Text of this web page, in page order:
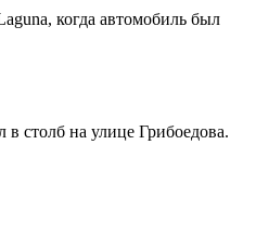
когда автомобиль был
в столб на улице Грибоедова.